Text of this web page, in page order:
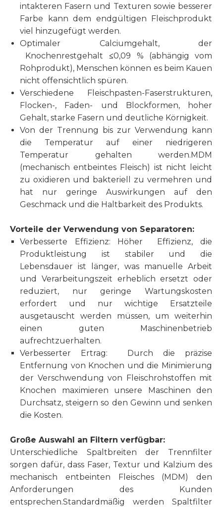
intakteren Fasern und Texturen sowie besserer
Farbe kann dem endgültigen Fleischprodukt
viel hinzugefügt werden.
Optimaler Calciumgehalt, der
Knochenrestgehalt
≤0,09 % (abhängig vom
Rohprodukt), Menschen können es beim Kauen
nicht offensichtlich spüren.
Verschiedene Fleischpasten-Faserstrukturen,
Flocken-, Faden- und Blockformen, hoher
Gehalt, starke Fasern und deutliche Körnigkeit.
Von der Trennung bis zur Verwendung kann
die Temperatur auf einer niedrigeren
Temperatur gehalten werden.MDM
(mechanisch entbeintes Fleisch) ist nicht leicht
zu oxidieren und bakteriell zu vermehren und
hat nur geringe Auswirkungen auf den
Geschmack und die Haltbarkeit des Produkts.
Vorteile der Verwendung von Separatoren:
Verbesserte Effizienz: Höher Effizienz, die
Produktleistung ist stabiler und die
Lebensdauer ist länger, was manuelle Arbeit
und Verarbeitungszeit erheblich ersetzt oder
reduziert, nur geringe Wartungskosten
erfordert und nur wichtige Ersatzteile
ausgetauscht werden müssen, um weiterhin
einen guten Maschinenbetrieb
aufrechtzuerhalten.
Verbesserter Ertrag: Durch die präzise
Entfernung von Knochen und die Minimierung
der Verschwendung von Fleischrohstoffen mit
Knochen maximieren unsere Maschinen den
Durchsatz, steigern so den Gewinn und senken
die Kosten.
Große Auswahl an Filtern verfügbar:
Unterschiedliche Spaltbreiten der Trennfilter
sorgen dafür, dass Faser, Textur und Kalzium des
mechanisch entbeinten Fleisches (MDM) den
Anforderungen des Kunden
entsprechen.Standardmäßig werden Spaltfilter